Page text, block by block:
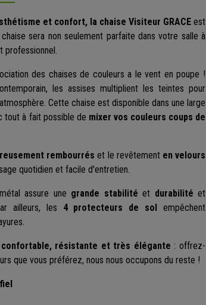
et confort, la chaise Visiteur GRACE est
sera non seulement parfaite dans votre salle à
professionnel.
des chaises de couleurs a le vent en poupe !
les assises multiplient les teintes pour
Cette chaise est disponible dans une large
tout à fait possible de mixer vos couleurs coups de
rembourrés et le revêtement en velours
quotidien et facile d'entretien.
assure une grande stabilité et durabilitéet
ailleurs, les 4 protecteurs de sol empêchent
résistante et très élégante : offrez-
que vous préférez, nous nous occupons du reste !